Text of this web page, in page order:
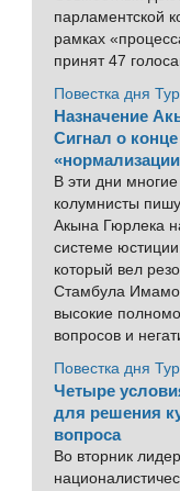
парламентской
рамках
принят 47
Повестка дня
Назначение
Сигнал о конце
В эти дни
колумнисты
Акына Гюрлека
системе
который вел
Стамбула
высокие
вопросов и
Повестка дня
Четыре
для решения
вопроса
Во вторник